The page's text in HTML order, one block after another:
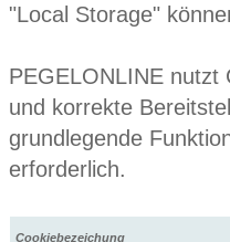
"Local Storage"
PEGELONLINE nutzt
und korrekte
grundlegende
erforderlich.
Cookiebezeichung